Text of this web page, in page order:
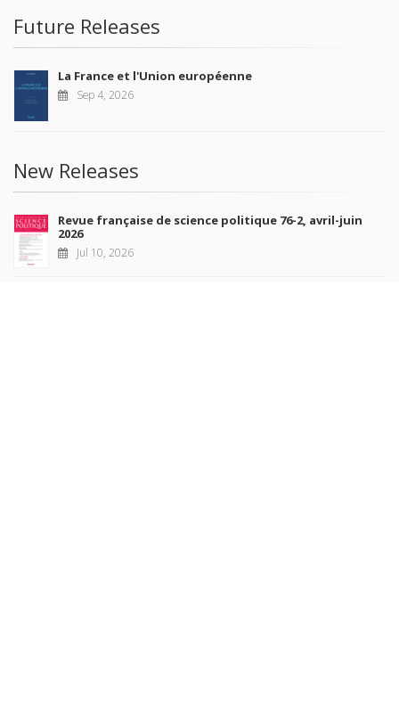
Future Releases
La France et l'Union européenne
Sep 4, 2026
New Releases
Revue française de science politique 76-2, avril-juin
2026
Jul 10, 2026